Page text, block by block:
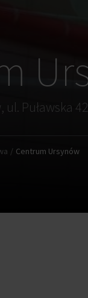
Puławska
Centrum Ursynów